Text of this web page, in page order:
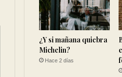
¿Y si mañana quiebra
Michelin?
Hace 2 días